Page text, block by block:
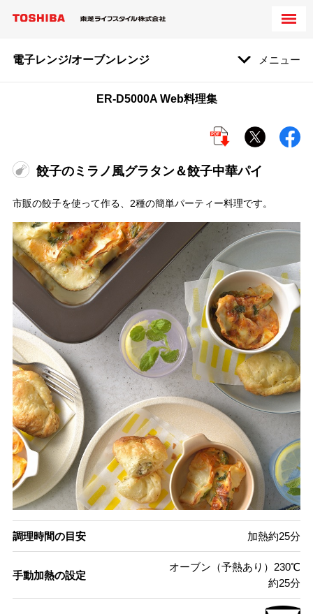
電子レンジ/オーブンレンジ メニュー
ER-D5000A Web料理集
餃子のミラノ風グラタン＆餃子中華パイ
市販の餃子を使って作る、2種の簡単パーティー料理です。
調理時間の目安 加熱約25分
手動加熱の設定
オーブン（予熱あり）230℃
約25分